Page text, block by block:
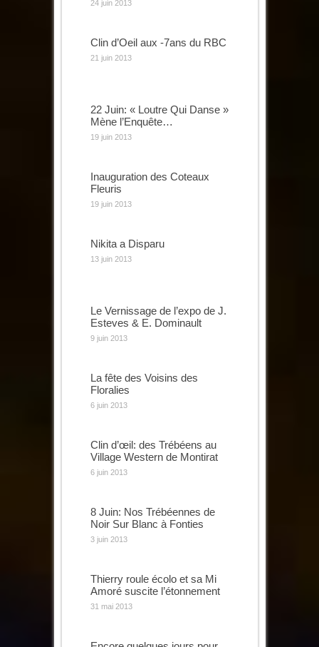
24 juin 2013
Clin d’Oeil aux -7ans du RBC
21 juin 2013
22 Juin: « Loutre Qui Danse »
Mène l’Enquête…
19 juin 2013
Inauguration des Coteaux
Fleuris
19 juin 2013
Nikita a Disparu
13 juin 2013
Le Vernissage de l’expo de J.
Esteves & E. Dominault
9 juin 2013
La fête des Voisins des
Floralies
6 juin 2013
Clin d’œil: des Trébéens au
Village Western de Montirat
6 juin 2013
8 Juin: Nos Trébéennes de
Noir Sur Blanc à Fonties
3 juin 2013
Thierry roule écolo et sa Mi
Amoré suscite l’étonnement
31 mai 2013